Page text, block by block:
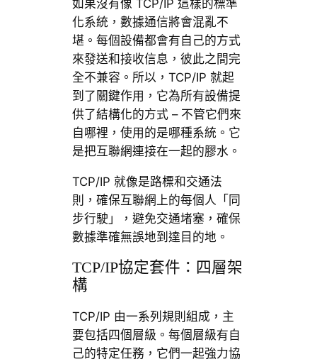
如果沒有像 TCP/IP 這樣的標準
化系統，數據通信將會混亂不
堪。每個設備都會有自己的方式
來發送和接收信息，彼此之間完
全不兼容。所以，TCP/IP 就起
到了關鍵作用，它為所有設備提
供了結構化的方式 – 不管它們來
自哪裡，使用的是哪種系統。它
是把互聯網連接在一起的膠水。
TCP/IP 就像是路標和交通法
則，確保互聯網上的每個人「同
步行駛」，避免交通堵塞，確保
數據準確無誤地到達目的地。
TCP/IP協定套件：四層架
構
TCP/IP 由一系列規則組成，主
要包括四個層級。每個層級有自
己的特定任務，它們一起強力協